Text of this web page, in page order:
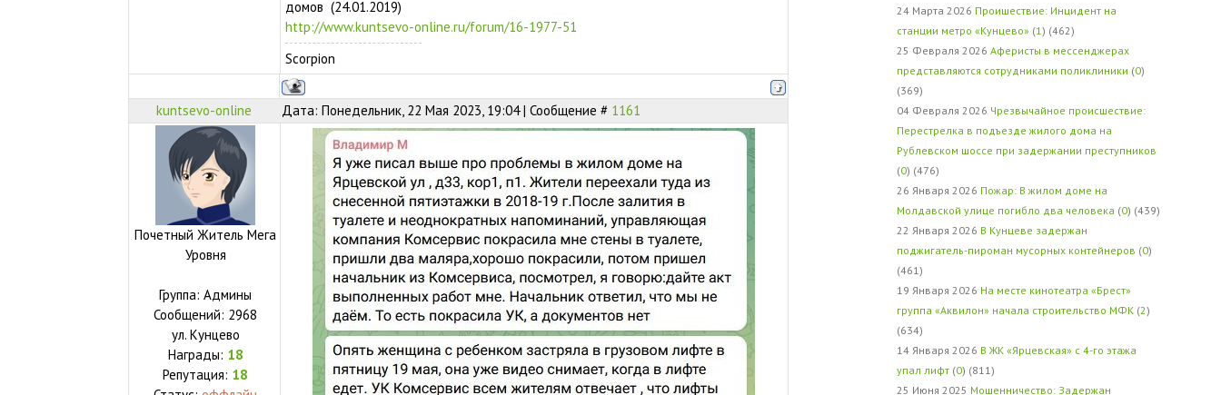
домов (24.01.2019)
http://www.kuntsevo-online.ru/forum/16-1977-51
Scorpion
kuntsevo-online Дата: Понедельник, 22 Мая 2023, 19:04 | Сообщение # 1161
Почетный Житель Мега
Уровня
Группа: Админы
Сообщений: 2968
ул. Кунцево
Награды: 18
Репутация: 18
24 Марта 2026 Проишествие: Инцидент на
станции метро «Кунцево» (1) (462)
25 Февраля 2026 Аферисты в мессенджерах
представляются сотрудниками поликлиники (0)
(369)
04 Февраля 2026 Чрезвычайное происшествие:
Перестрелка в подъезде жилого дома на
Рублевском шоссе при задержании преступников
(0) (476)
26 Января 2026 Пожар: В жилом доме на
Молдавской улице погибло два человека (0) (439)
22 Января 2026 В Кунцеве задержан
поджигатель-пироман мусорных контейнеров (0)
(461)
19 Января 2026 На месте кинотеатра «Брест»
группа «Аквилон» начала строительство МФК (2)
(634)
14 Января 2026 В ЖК «Ярцевская» с 4-го этажа
упал лифт (0) (811)
25 Июня 2025 Мошенничество: Задержан